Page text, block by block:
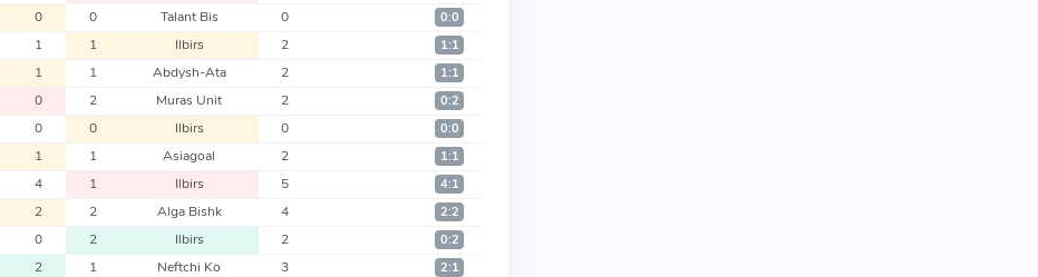
0 0 Talant Bis 0 0:0
1 1 Ilbirs 2 1:1
1 1 Abdysh-Ata 2 1:1
0 2 Muras Unit 2 0:2
0 0 Ilbirs 0 0:0
1 1 Asiagoal 2 1:1
4 1 Ilbirs 5 4:1
2 2 Alga Bishk 4 2:2
0 2 Ilbirs 2 0:2
2 1 Neftchi Ko 3 2:1